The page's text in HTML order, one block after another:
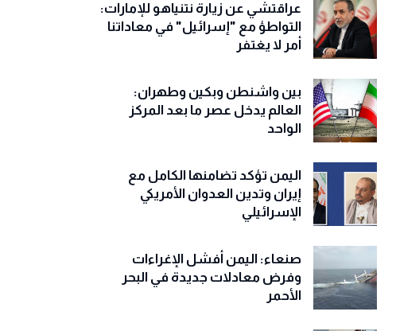
عراقتشي عن زيارة نتنياهو للإمارات:
التواطؤ مع "إسرائيل" في معاداتنا
أمر لا يغتفر
بين واشنطن وبكين وطهران:
العالم يدخل عصر ما بعد المركز
الواحد
اليمن تؤكد تضامنها الكامل مع
إيران وتدين العدوان الأمريكي
الإسرائيلي
صنعاء: اليمن أفشل الإغراءات
وفرض معادلات جديدة في البحر
الأحمر